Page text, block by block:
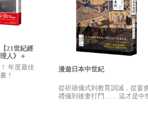
「黑房」的設計無異就是能讓心顯影的一間「暗
覺和其他感官被剝奪的人，容易焦慮、緊張、心
。
溝通時，有些人習慣使用白板、記事簿，一定要
21世紀經
人》＋
年度最佳
！
漫遊日本中世紀
從祈禱儀式到教育訓誡，從宴
禮儀到後妻打鬥…… 這才是中